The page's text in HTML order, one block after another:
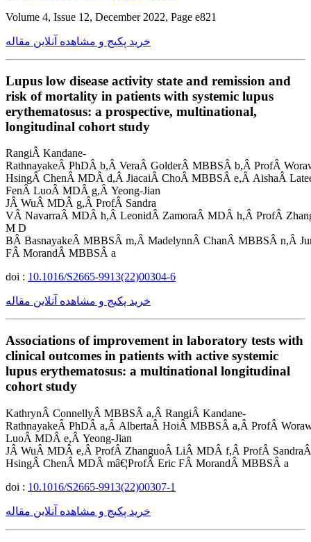
Volume 4, Issue 12, December 2022, Page e821
خرید پکیج و مشاهده آنلاین مقاله
Lupus low disease activity state and remission and
risk of mortality in patients with systemic lupus
erythematosus: a prospective, multinational,
longitudinal cohort study
RangiÂ Kandane-
RathnayakeÂ PhDÂ b,Â VeraÂ GolderÂ MBBSÂ b,Â ProfÂ
HsingÂ ChenÂ MDÂ d,Â JiacaiÂ ChoÂ MBBSÂ e,Â AishaÂ
FenÂ LuoÂ MDÂ g,Â Yeong-Jian
JÂ WuÂ MDÂ g,Â ProfÂ Sandra
VÂ NavarraÂ MDÂ h,Â LeonidÂ ZamoraÂ MDÂ h,Â ProfÂ
M D
BÂ BasnayakeÂ MBBSÂ m,Â MadelynnÂ ChanÂ MBBSÂ n,Â
FÂ MorandÂ MBBSÂ a
doi : 10.1016/S2665-9913(22)00304-6
خرید پکیج و مشاهده آنلاین مقاله
Associations of improvement in laboratory tests with
clinical outcomes in patients with active systemic
lupus erythematosus: a multinational longitudinal
cohort study
KathrynÂ ConnellyÂ MBBSÂ a,Â RangiÂ Kandane-
RathnayakeÂ PhDÂ a,Â AlbertaÂ HoiÂ MBBSÂ a,Â ProfÂ
LuoÂ MDÂ e,Â Yeong-Jian
JÂ WuÂ MDÂ e,Â ProfÂ ZhanguoÂ LiÂ MDÂ f,Â ProfÂ
HsingÂ ChenÂ MDÂ mâ€¦ProfÂ Eric FÂ MorandÂ MBBSÂ a
doi : 10.1016/S2665-9913(22)00307-1
خرید پکیج و مشاهده آنلاین مقاله